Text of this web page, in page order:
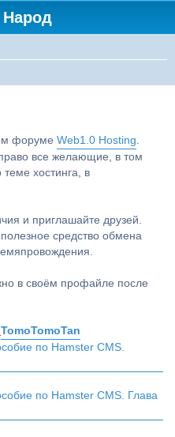
форуме Web1.0 Hosting.
все желающие, в том
хостинга, в
и приглашайте друзей.
средство обмена
в своём профайле после
TomoTomoTan
по Hamster CMS.
по Hamster CMS. Глава